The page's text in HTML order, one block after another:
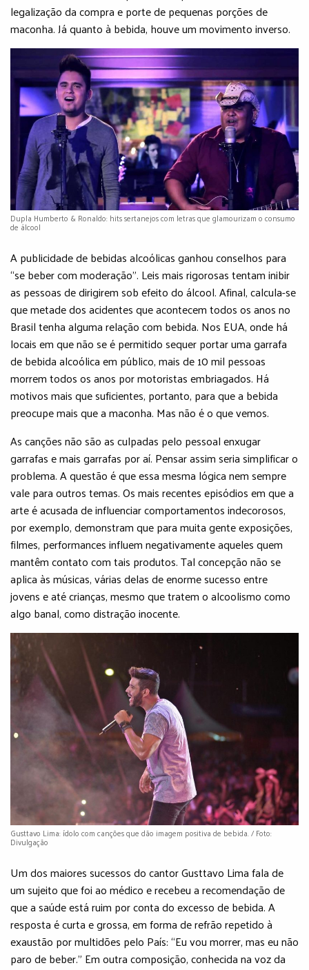
legalização da compra e porte de pequenas porções de
maconha. Já quanto à bebida, houve um movimento inverso.
Dupla Humberto & Ronaldo: hits sertanejos com letras que glamourizam o consumo
de álcool
A publicidade de bebidas alcoólicas ganhou conselhos para
“se beber com moderação”. Leis mais rigorosas tentam inibir
as pessoas de dirigirem sob efeito do álcool. Afinal, calcula-se
que metade dos acidentes que acontecem todos os anos no
Brasil tenha alguma relação com bebida. Nos EUA, onde há
locais em que não se é permitido sequer portar uma garrafa
de bebida alcoólica em público, mais de 10 mil pessoas
morrem todos os anos por motoristas embriagados. Há
motivos mais que suficientes, portanto, para que a bebida
preocupe mais que a maconha. Mas não é o que vemos.
As canções não são as culpadas pelo pessoal enxugar
garrafas e mais garrafas por aí. Pensar assim seria simplificar o
problema. A questão é que essa mesma lógica nem sempre
vale para outros temas. Os mais recentes episódios em que a
arte é acusada de influenciar comportamentos indecorosos,
por exemplo, demonstram que para muita gente exposições,
filmes, performances influem negativamente aqueles quem
mantêm contato com tais produtos. Tal concepção não se
aplica às músicas, várias delas de enorme sucesso entre
jovens e até crianças, mesmo que tratem o alcoolismo como
algo banal, como distração inocente.
Gusttavo Lima: ídolo com canções que dão imagem positiva de bebida. / Foto:
Divulgação
Um dos maiores sucessos do cantor Gusttavo Lima fala de
um sujeito que foi ao médico e recebeu a recomendação de
que a saúde está ruim por conta do excesso de bebida. A
resposta é curta e grossa, em forma de refrão repetido à
exaustão por multidões pelo País: “Eu vou morrer, mas eu não
paro de beber.” Em outra composição, conhecida na voz da